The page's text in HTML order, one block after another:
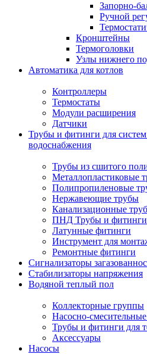
Запорно-
Ручной
Кронштейны
Термоголовки
Узлы нижнего
Автоматика для котлов
Контроллеры
Термостаты
Модули расширения
Датчики
Трубы и фитинги для
водоснабжения
Трубы из сшитого
Металлопластиковые
Полипропиленовые
Нержавеющие трубы
Канализационные
ПНД Трубы и фитинги
Латунные фитинги
Инструмент для
Ремонтные фитинги
Сигнализаторы
Стабилизаторы напряжения
Водяной теплый пол
Коллекторные группы
Насосно-
Трубы и фитинги для
Аксессуары
Насосы